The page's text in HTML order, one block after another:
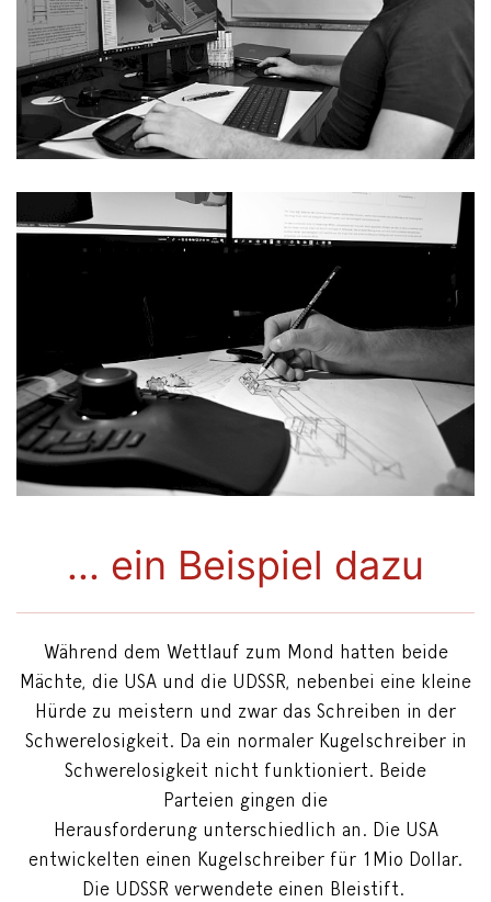
... ein Beispiel dazu
Während dem Wettlauf zum Mond hatten beide
Mächte, die USA und die UDSSR, nebenbei eine kleine
Hürde zu meistern und zwar das Schreiben in der
Schwerelosigkeit. Da ein normaler Kugelschreiber in
Schwerelosigkeit nicht funktioniert. Beide
Parteien gingen die
Herausforderung unterschiedlich an. Die USA
entwickelten einen Kugelschreiber für 1Mio Dollar.
Die UDSSR verwendete einen Bleistift.